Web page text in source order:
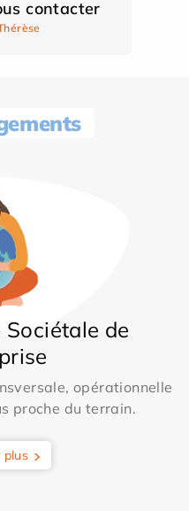
contacter
de
opérationnelle
proche du terrain.
plus